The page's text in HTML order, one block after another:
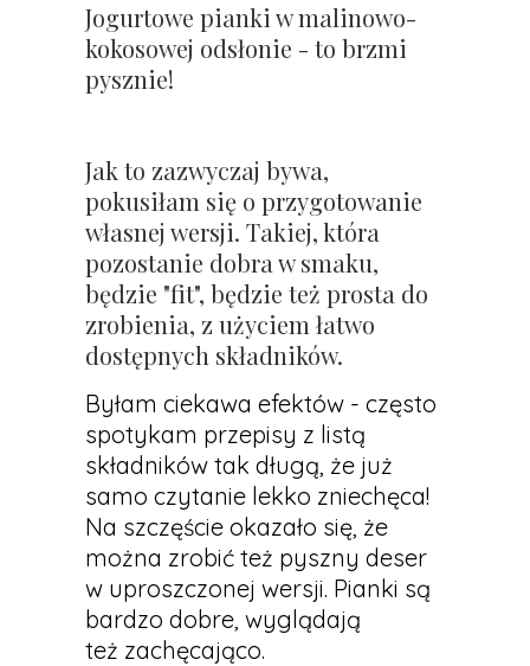
Jogurtowe pianki w malinowo-
kokosowej odsłonie - to brzmi
pysznie!
Jak to zazwyczaj bywa,
pokusiłam się o przygotowanie
własnej wersji. Takiej, która
pozostanie dobra w smaku,
będzie "fit", będzie też prosta do
zrobienia, z użyciem łatwo
dostępnych składników.
Byłam ciekawa efektów - często
spotykam przepisy z listą
składników tak długą, że już
samo czytanie lekko zniechęca!
Na szczęście okazało się, że
można zrobić też pyszny deser
w uproszczonej wersji. Pianki są
bardzo dobre, wyglądają
też zachęcająco.